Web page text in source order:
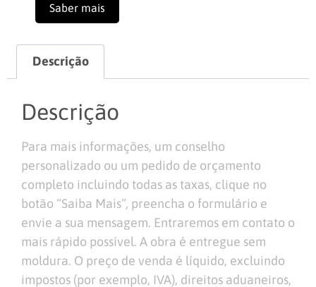
Saber mais
Descrição
Descrição
Para mais informações, um conselho
personalizado ou um pedido de orçamento
completo incluindo todas as taxas, clique no
botão “Saiba Mais”, preencha o formulário e
envie a sua mensagem. Entraremos em contato o
mais rápido possível. A obra é entregue sem
moldura. O preço de venda é líquido, excluindo
impostos (por exemplo, IVA), direitos aduaneiros,